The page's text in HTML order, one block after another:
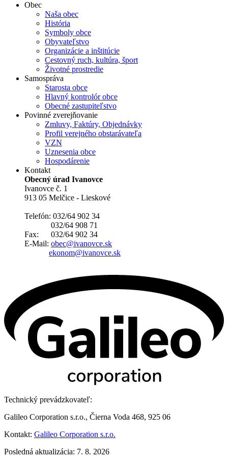
Obec
Naša obec
História
Symboly obce
Obyvateľstvo
Organizácie a inštitúcie
Cestovný ruch, kultúra, šport
Životné prostredie
Samospráva
Starosta obce
Hlavný kontrolór obce
Obecné zastupiteľstvo
Povinné zverejňovanie
Zmluvy, Faktúry, Objednávky
Profil verejného obstarávateľa
VZN
Uznesenia obce
Hospodárenie
Kontakt
Obecný úrad Ivanovce
Ivanovce č. 1
913 05 Melčice - Lieskové
Telefón: 032/64 902 34
032/64 908 71
Fax: 032/64 902 34
E-Mail: obec@ivanovce.sk
ekonom@ivanovce.sk
Technický prevádzkovateľ:
Galileo Corporation s.r.o., Čierna Voda 468, 925 06
Kontakt: Galileo Corporation s.r.o.
Posledná aktualizácia: 7. 8. 2026